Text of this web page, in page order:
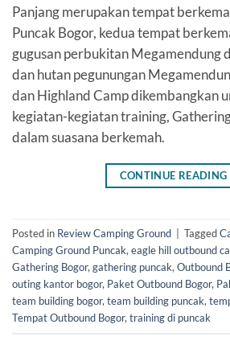
Panjang merupakan tempat
Puncak Bogor, kedua tempat
gugusan perbukitan Megamendung
dan hutan pegunungan
dan Highland Camp dikembangkan
kegiatan-kegiatan training,
dalam suasana berkemah.
CONTINUE READING
Posted in Review Camping Ground Tagged
Camping Ground Puncak, eagle hill outbound
Gathering Bogor, gathering puncak, Outbound
outing kantor bogor, Paket Outbound Bogor,
team building bogor, team building puncak,
Tempat Outbound Bogor, training di puncak